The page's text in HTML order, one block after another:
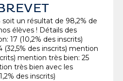
soit un résultat de 98,2% de
élèves ! Détails des
17 (10,2% des inscrits)
(32,5% des inscrits) mention
mention très bien: 25
très bien avec les
des inscrits)